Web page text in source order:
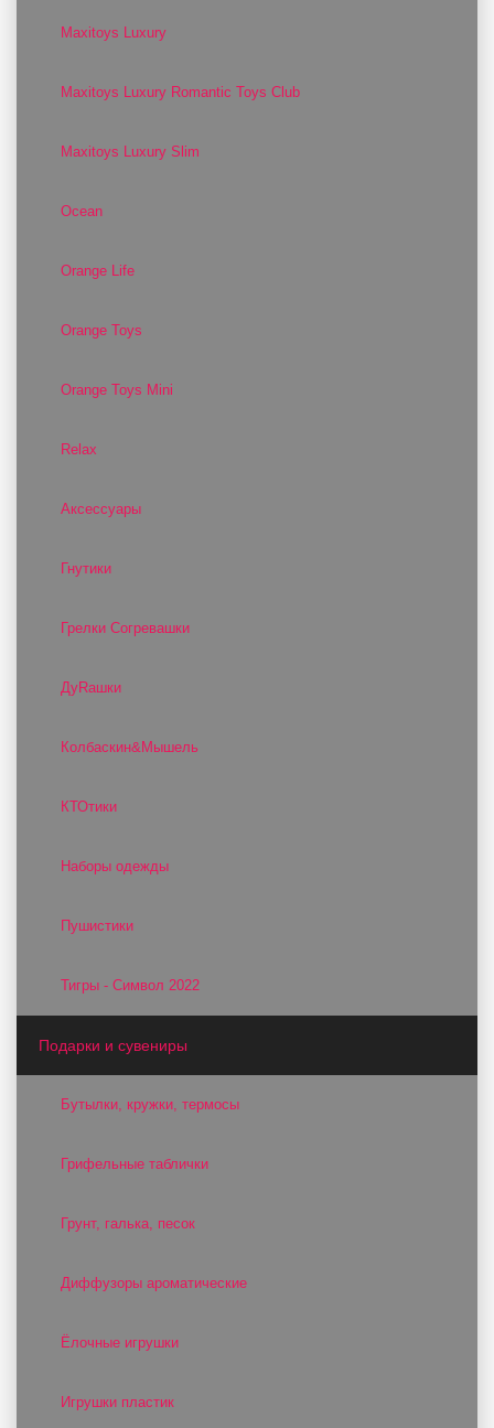
Maxitoys Luxury
Maxitoys Luxury Romantic Toys Club
Maxitoys Luxury Slim
Ocean
Orange Life
Orange Toys
Orange Toys Mini
Relax
Аксессуары
Гнутики
Грелки Согревашки
ДуRашки
Колбаскин&Мышель
КТОтики
Наборы одежды
Пушистики
Тигры - Символ 2022
Подарки и сувениры
Бутылки, кружки, термосы
Грифельные таблички
Грунт, галька, песок
Диффузоры ароматические
Ёлочные игрушки
Игрушки пластик